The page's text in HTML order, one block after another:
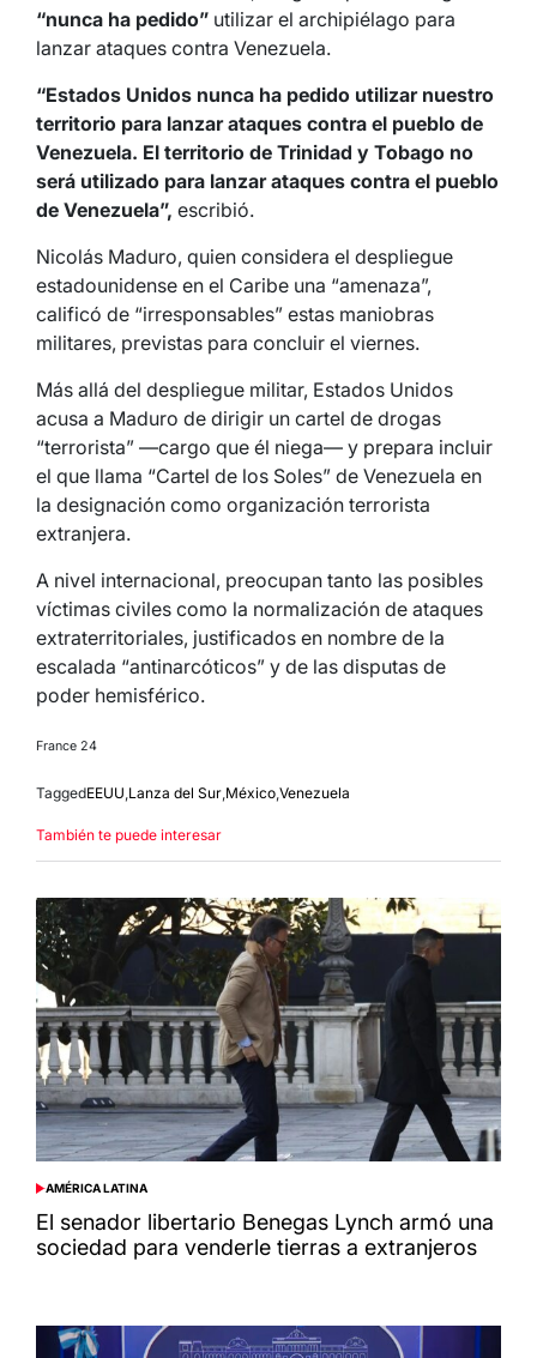
“nunca ha pedido” utilizar el archipiélago para
lanzar ataques contra Venezuela.
“Estados Unidos nunca ha pedido utilizar nuestro
territorio para lanzar ataques contra el pueblo de
Venezuela. El territorio de Trinidad y Tobago no
será utilizado para lanzar ataques contra el pueblo
de Venezuela”, escribió.
Nicolás Maduro, quien considera el despliegue
estadounidense en el Caribe una “amenaza”,
calificó de “irresponsables” estas maniobras
militares, previstas para concluir el viernes.
Más allá del despliegue militar, Estados Unidos
acusa a Maduro de dirigir un cartel de drogas
“terrorista” —cargo que él niega— y prepara incluir
el que llama “Cartel de los Soles” de Venezuela en
la designación como organización terrorista
extranjera.
A nivel internacional, preocupan tanto las posibles
víctimas civiles como la normalización de ataques
extraterritoriales, justificados en nombre de la
escalada “antinarcóticos” y de las disputas de
poder hemisférico.
France 24
TaggedEEUU,Lanza del Sur,México,Venezuela
También te puede interesar
POSTED
IN
AMÉRICA LATINA
El senador libertario Benegas Lynch armó una
sociedad para venderle tierras a extranjeros